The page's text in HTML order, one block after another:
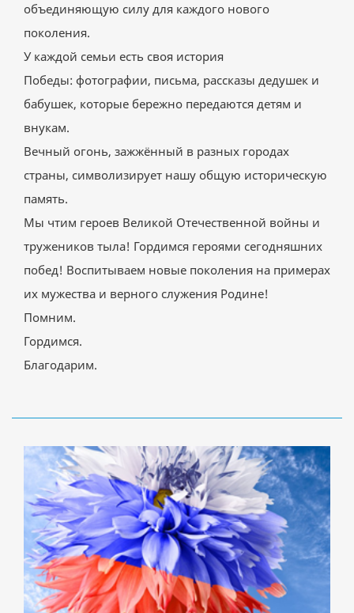
объединяющую силу для каждого нового
поколения.
У каждой семьи есть своя история
Победы: фотографии, письма, рассказы дедушек и
бабушек, которые бережно передаются детям и
внукам.
Вечный огонь, зажжённый в разных городах
страны, символизирует нашу общую историческую
память.
Мы чтим героев Великой Отечественной войны и
тружеников тыла! Гордимся героями сегодняшних
побед! Воспитываем новые поколения на примерах
их мужества и верного служения Родине!
Помним.
Гордимся.
Благодарим.